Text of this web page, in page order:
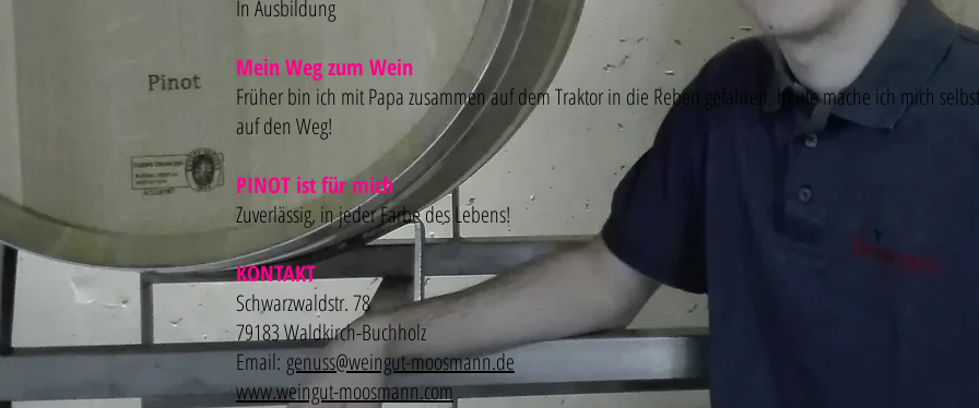
In Ausbildung
Mein Weg zum Wein
Früher bin ich mit Papa zusammen auf dem Traktor in die Reben gefahren, heute mache ich mich selbst
auf den Weg!
PINOT ist für mich
Zuverlässig, in jeder Farbe des Lebens!
KONTAKT
Schwarzwaldstr. 78
79183 Waldkirch-Buchholz
Email: genuss@weingut-moosmann.de
www.weingut-moosmann.com